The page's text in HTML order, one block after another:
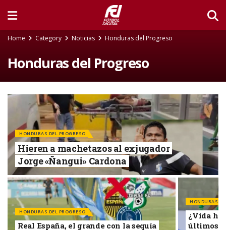
Home Category Noticias Honduras del Progreso
Honduras del Progreso
HONDURAS DEL PROGRESO
Hieren a machetazos al exjugador
Jorge «Ñangui» Cardona
HONDURAS DEL PROGRESO
Real España, el grande con la sequía
HONDURAS
¿Vida ha
últimos